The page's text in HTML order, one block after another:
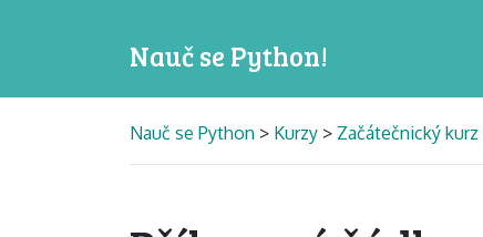
Nauč se Python!
Nauč se Python > Kurzy > Začátečnický kurz